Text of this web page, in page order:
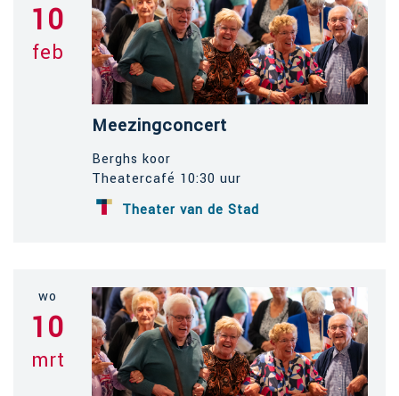
10
feb
Meezingconcert
Berghs koor
Theatercafé 10:30 uur
Theater van de Stad
wo
10
mrt